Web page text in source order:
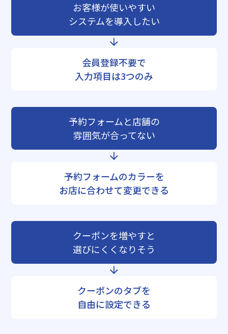
お客様が使いやすい
システムを導入したい
会員登録不要で
入力項目は3つのみ
予約フォームと店舗の
雰囲気が合ってない
予約フォームのカラーを
お店に合わせて変更できる
クーポンを増やすと
選びにくくなりそう
クーポンのタブを
自由に設定できる